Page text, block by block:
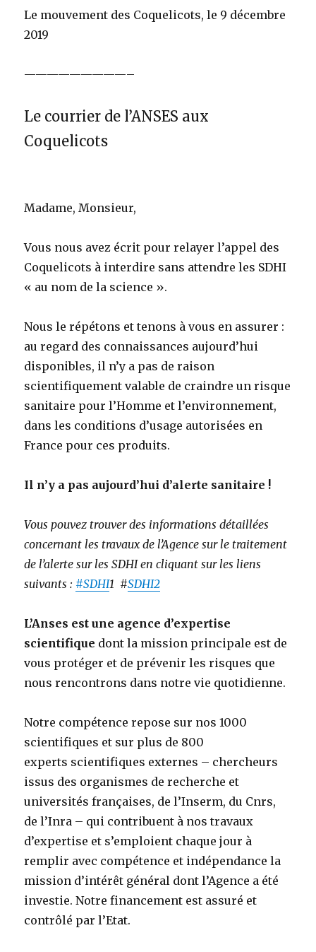
Le mouvement des Coquelicots, le 9 décembre
2019
—————————–
Le courrier de l’ANSES aux
Coquelicots
Madame, Monsieur,
Vous nous avez écrit pour relayer l’appel des
Coquelicots à interdire sans attendre les SDHI
« au nom de la science ».
Nous le répétons et tenons à vous en assurer :
au regard des connaissances aujourd’hui
disponibles, il n’y a pas de raison
scientifiquement valable de craindre un risque
sanitaire pour l’Homme et l’environnement,
dans les conditions d’usage autorisées en
France pour ces produits.
Il n’y a pas aujourd’hui d’alerte sanitaire !
Vous pouvez trouver des informations détaillées
concernant les travaux de l’Agence sur le traitement
de l’alerte sur les SDHI en cliquant sur les liens
suivants : #SDHI1 #SDHI2
L’Anses est une agence d’expertise
scientifique dont la mission principale est de
vous protéger et de prévenir les risques que
nous rencontrons dans notre vie quotidienne.
Notre compétence repose sur nos 1000
scientifiques et sur plus de 800
experts scientifiques externes – chercheurs
issus des organismes de recherche et
universités françaises, de l’Inserm, du Cnrs,
de l’Inra – qui contribuent à nos travaux
d’expertise et s’emploient chaque jour à
remplir avec compétence et indépendance la
mission d’intérêt général dont l’Agence a été
investie. Notre financement est assuré et
contrôlé par l’Etat.